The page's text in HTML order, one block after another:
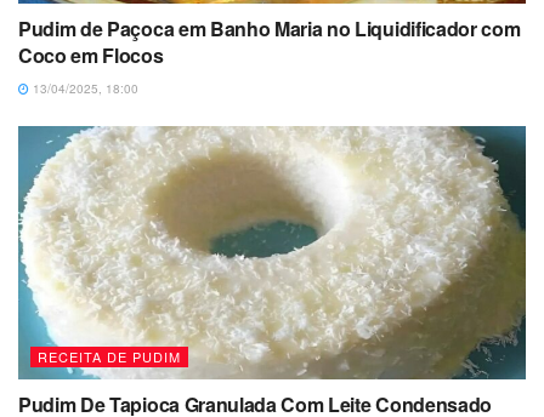
Pudim de Paçoca em Banho Maria no Liquidificador com
Coco em Flocos
13/04/2025, 18:00
RECEITA DE PUDIM
Pudim De Tapioca Granulada Com Leite Condensado